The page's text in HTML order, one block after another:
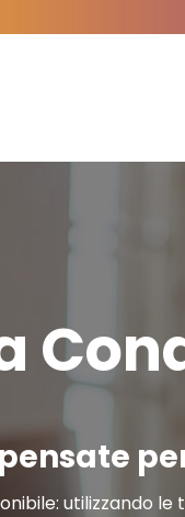
pensate
utilizzando